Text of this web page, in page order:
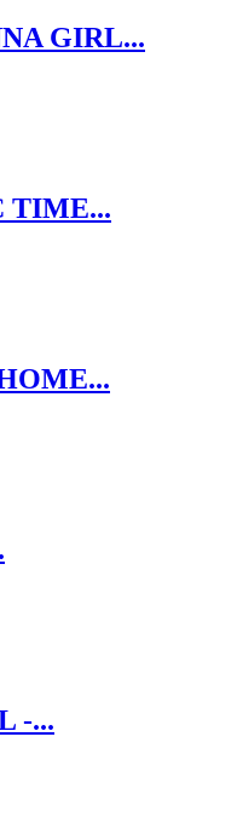
GIRL...
TIME...
-...